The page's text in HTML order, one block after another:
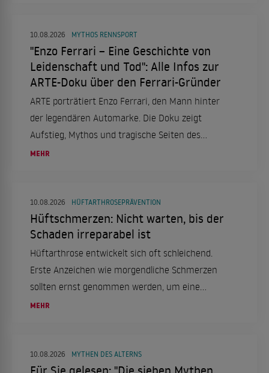
10.08.2026 MYTHOS RENNSPORT
"Enzo Ferrari – Eine Geschichte von
Leidenschaft und Tod": Alle Infos zur
ARTE-Doku über den Ferrari-Gründer
ARTE porträtiert Enzo Ferrari, den Mann hinter
der legendären Automarke. Die Doku zeigt
Aufstieg, Mythos und tragische Seiten des
Rennsports.
MEHR
10.08.2026 HÜFTARTHROSEPRÄVENTION
Hüftschmerzen: Nicht warten, bis der
Schaden irreparabel ist
Hüftarthrose entwickelt sich oft schleichend.
Erste Anzeichen wie morgendliche Schmerzen
sollten ernst genommen werden, um eine
spätere OP zu vermeiden. Moderne
Gelenkgesundheit zu erhalten.
MEHR
10.08.2026 MYTHEN DES ALTERNS
Für Sie gelesen: "Die sieben Mythen